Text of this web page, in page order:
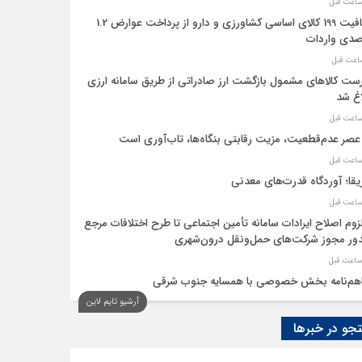
معافیت 199 کالای اساسی کشاورزی و دارو از پرداخت عوارض 1.2
واردات
کالاهای مشمول بازگشت ارز صادراتی از طریق سامانه ارزی
شد
عصر عدم‌قطعیت، مزیت رقابتی بنگاه‌ها، تاب‌آوری است
آوردگاه قدرت‌های معدنی
اصلاح ایرادات سامانه تأمین اجتماعی تا طرح اختلافات مرجع
مجوز شرکت‌های حمل‌ونقل درون‌شهری
بخش خصوصی با همسایه جنوب شرقی
اقتصاد‌ها از هوش مصنوعی
آرشیو تایم لاین
در خبرها